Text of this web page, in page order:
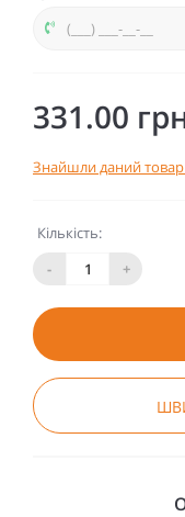
331.00
Знайшли даний
Кількість:
-
+